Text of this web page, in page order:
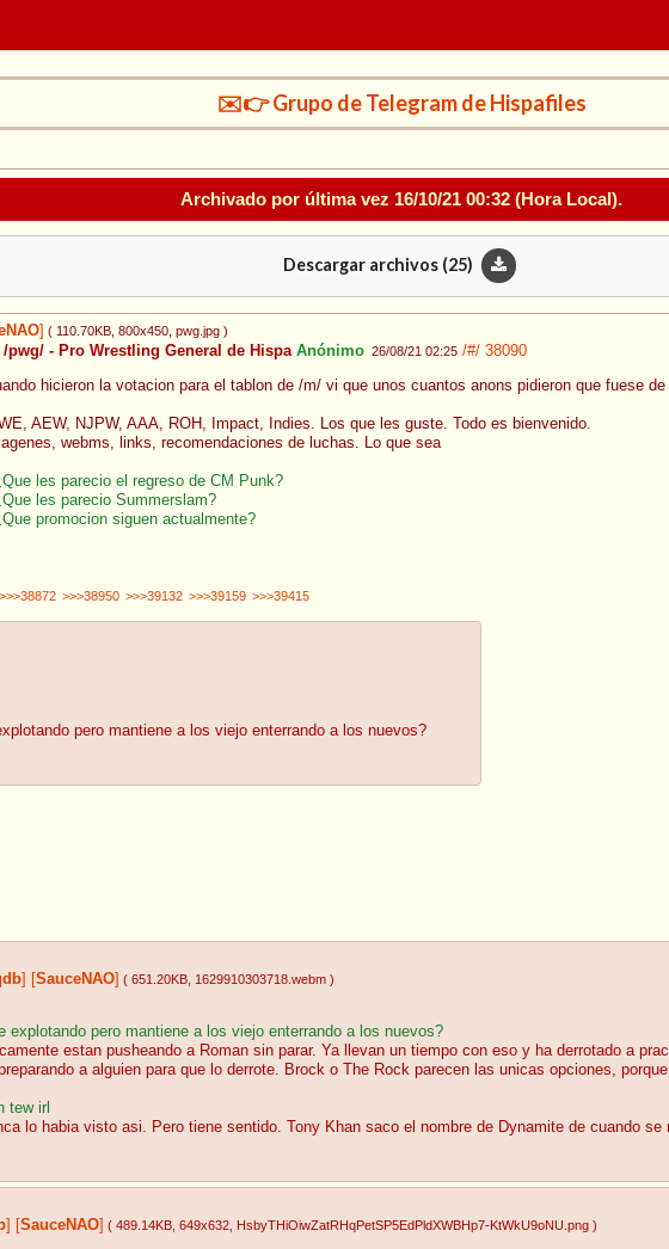
✉️👉 Grupo de Telegram de Hispafiles
Archivado por última vez 16/10/21 00:32 (Hora Local).
Descargar archivos (25)
( 110.70KB , 800x450 , pwg.jpg )
/pwg/ - Pro Wrestling General de HispaAnónimo 26/08/21 02:25 /#/ 38090
hicieron la votacion para el tablon de /m/ vi que unos cuantos anons pidieron que fuese
AEW, NJPW, AAA, ROH, Impact, Indies. Los que les guste. Todo es bienvenido.
webms, links, recomendaciones de luchas. Lo que sea
les parecio el regreso de CM Punk?
les parecio Summerslam?
promocion siguen actualmente?
>>>38872 >>>38950 >>>39132 >>>39159 >>>39415
pero mantiene a los viejo enterrando a los nuevos?
] [SauceNAO] ( 651.20KB , 1629910303718.webm )
explotando pero mantiene a los viejo enterrando a los nuevos?
estan pusheando a Roman sin parar. Ya llevan un tiempo con eso y ha derrotado a
a alguien para que lo derrote. Brock o The Rock parecen las unicas opciones,
tew irl
lo habia visto asi. Pero tiene sentido. Tony Khan saco el nombre de Dynamite de cuando
] [SauceNAO] ( 489.14KB , 649x632 , HsbyTHiOiwZatRHqPetSP5EdPldXWBHp7-KtWkU9oNU.png )